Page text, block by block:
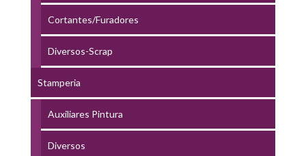
Cortantes/Furadores
Diversos-Scrap
Stamperia
Auxiliares Pintura
Diversos